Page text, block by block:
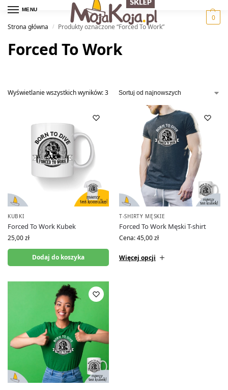
MENU
0
Strona główna
/ Produkty oznaczone “Forced To Work”
Forced To Work
Wyświetlanie wszystkich wyników: 3
KUBKI
Forced To Work Kubek
25,00zł
Dodaj do koszyka
T-SHIRTY MĘSKIE
Forced To Work Męski T-shirt
Cena:45,00zł
Więcej opcji